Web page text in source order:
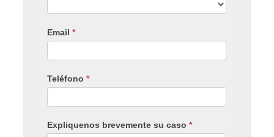
Email*
Teléfono*
Expliquenos brevemente su caso*